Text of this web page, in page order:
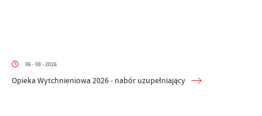
06 - 08 - 2026
Opieka Wytchnieniowa 2026 - nabór uzupełniający